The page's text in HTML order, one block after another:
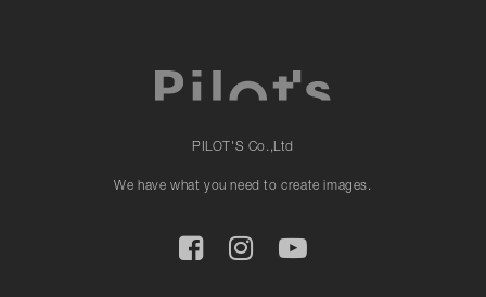
PILOT'S Co.,Ltd
We have what you need to create images.